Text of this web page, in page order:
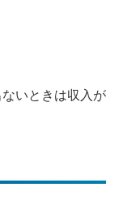
いときは収入が